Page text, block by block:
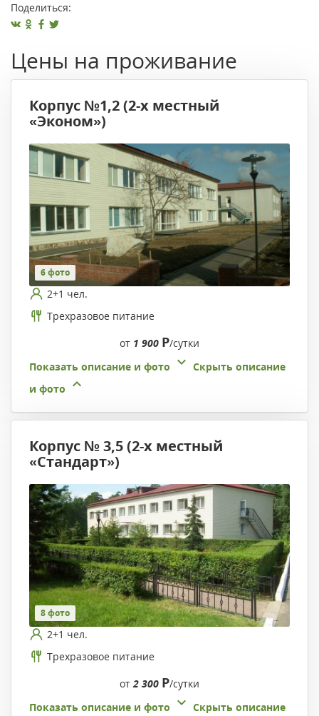
Поделиться:
Цены на проживание
Корпус №1,2 (2-х местный
«Эконом»)
6 фото
2+1 чел.
Трехразовое питание
от 1 900 Р/сутки
Показать описание и фото
Скрыть описание
и фото
Корпус № 3,5 (2-х местный
«Стандарт»)
8 фото
2+1 чел.
Трехразовое питание
от2 300 Р/сутки
Показать описание и фото
Скрыть описание